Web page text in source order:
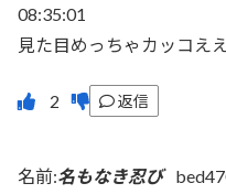
08:35:01
見た目めっちゃカッコえ
返信
名前:名もなき忍び